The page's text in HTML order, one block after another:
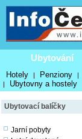
Ubytování
Hotely | Penziony |
| Ubytovny a hostely
Ubytovací balíčky
Jarní pobyty